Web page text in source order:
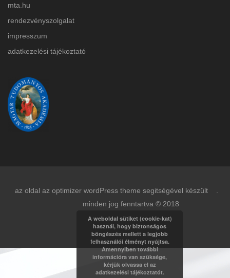
mta.hu
rendezvényszolgalat
impresszum
adatkezelési tájékoztató
az oldal az optimizer wordPress theme segitségével készült .
minden jog fenntartva © 2018
A weboldal sütiket (cookie-kat)
használ, hogy biztonságos
böngészés mellett a legjobb
felhasználói élményt nyújtsa.
Amennyiben további
információra van szüksége,
kérjük olvassa el az
adatkezelési tájékoztatót.